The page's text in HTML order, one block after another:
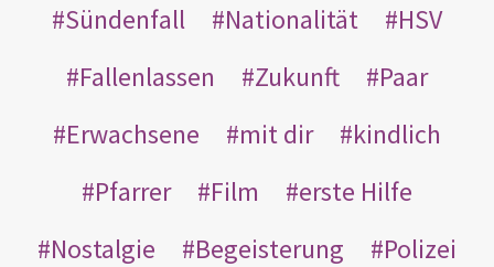
Sündenfall
Nationalität
HSV
Fallenlassen
Zukunft
Paar
Erwachsene
mit dir
kindlich
Pfarrer
Film
erste Hilfe
Nostalgie
Begeisterung
Polizei